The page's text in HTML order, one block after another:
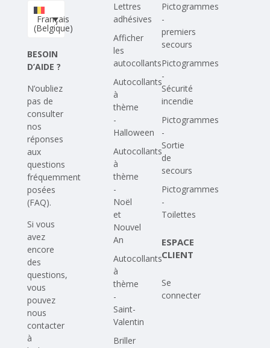
Téléchargez votre propre conception
Corona Covid-19
Français
(Belgique)
BESOIN
D’AIDE ?
N’oubliez
pas de
consulter
nos
réponses
aux
questions
fréquemment
posées
(FAQ).
Si vous
avez
encore
des
questions,
vous
pouvez
nous
contacter
à
Lettres
adhésives
Afficher
les
autocollants
Autocollants
à
thème
-
Halloween
Autocollants
à
thème
-
Noël
et
Nouvel
An
Autocollants
à
thème
-
Saint-
Valentin
Briller
Pictogrammes
-
premiers
secours
Pictogrammes
-
Sécurité
incendie
Pictogrammes
-
Sortie
de
secours
Pictogrammes
-
Toilettes
ESPACE
CLIENT
Se
connecter